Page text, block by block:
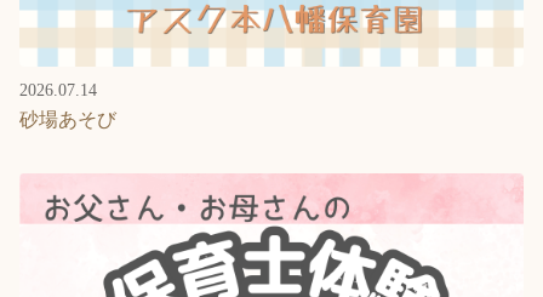
2026.07.14
砂場あそび